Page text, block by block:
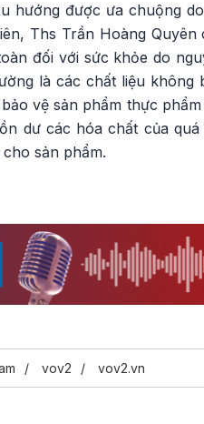
hướng được ưa chuộng
Ths Trần Hoàng Quyên
đối với sức khỏe do
là các chất liệu không
vệ sản phẩm thực
dư các hóa chất của
sản phẩm.
vov2 vov2.vn